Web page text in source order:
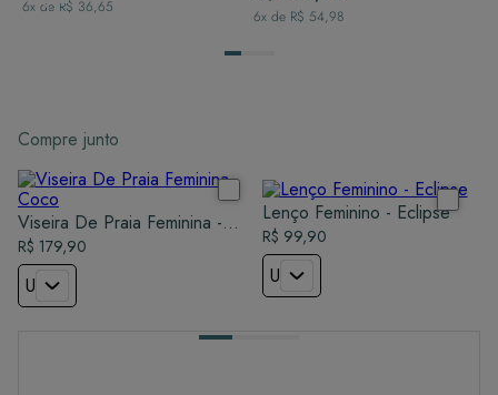
6x de R$ 36,65 6x de R$ 54,98
Compre junto
Viseira De Praia Feminina -
Coco
R$ 179,90
U
Lenço Feminino - Eclipse
R$ 99,90
U